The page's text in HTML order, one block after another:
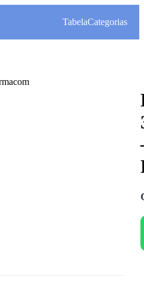
TabelaCategorias